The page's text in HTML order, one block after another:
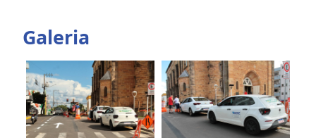
Galeria